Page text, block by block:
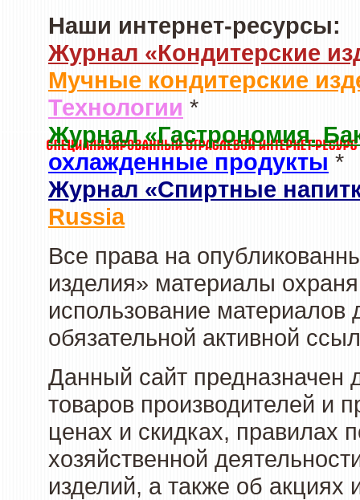
Наши интернет-ресурсы:
Журнал «Кондитерские
Мучные кондитерские
Технологии *
Журнал «Гастрономия.
охлажденные продукты *
Журнал «Спиртные
Russia
Все права на
изделия» материалы
использование материалов
обязательной активной
Данный сайт предназначен
товаров производителей и
ценах и скидках, правилах
хозяйственной
изделий, а также об